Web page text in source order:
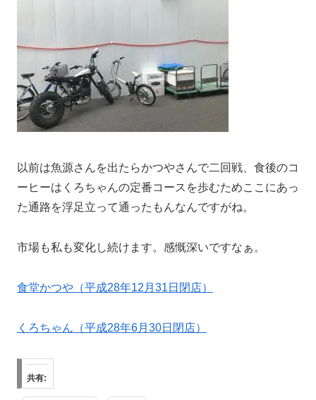
以前は魚源さんを出たらかつやさんで二回戦、食後のコ
ーヒーはくろちゃんの定番コースを歩むためここにあっ
た通路を浮足立って通ったもんなんですがね。
市場も私も変化し続けます。感慨深いですなぁ。
食堂かつや（平成28年12月31日閉店）
くろちゃん（平成28年6月30日閉店）
共有: